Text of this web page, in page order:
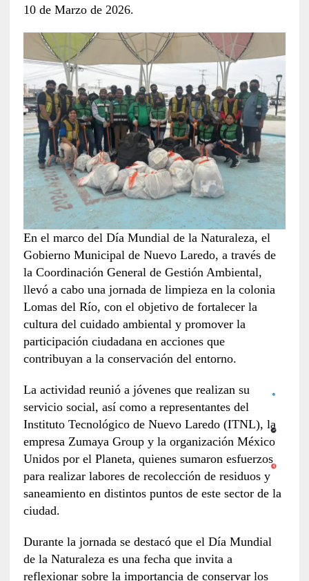
10 de Marzo de 2026.
En el marco del Día Mundial de la Naturaleza, el
Gobierno Municipal de Nuevo Laredo, a través de
la Coordinación General de Gestión Ambiental,
llevó a cabo una jornada de limpieza en la colonia
Lomas del Río, con el objetivo de fortalecer la
cultura del cuidado ambiental y promover la
participación ciudadana en acciones que
contribuyan a la conservación del entorno.
La actividad reunió a jóvenes que realizan su
servicio social, así como a representantes del
Instituto Tecnológico de Nuevo Laredo (ITNL), la
empresa Zumaya Group y la organización México
Unidos por el Planeta, quienes sumaron esfuerzos
para realizar labores de recolección de residuos y
saneamiento en distintos puntos de este sector de la
ciudad.
Durante la jornada se destacó que el Día Mundial
de la Naturaleza es una fecha que invita a
reflexionar sobre la importancia de conservar los